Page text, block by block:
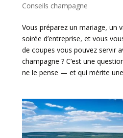
Conseils champagne
Vous préparez un mariage, un
soirée d’entreprise, et vous
de coupes vous pouvez servir
champagne ? C’est une
ne le pense — et qui mérite